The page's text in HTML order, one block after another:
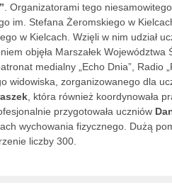
. Organizatorami tego
im. Stefana Żeromskiego w
w Kielcach. Wzięli w nim udział
objęła Marszałek
medialny „Echo Dnia”, Radio
widowiska, zorganizowanego dla
, która również koordynowała
przygotowała uczniów
wychowania fizycznego. Dużą
liczby 300.